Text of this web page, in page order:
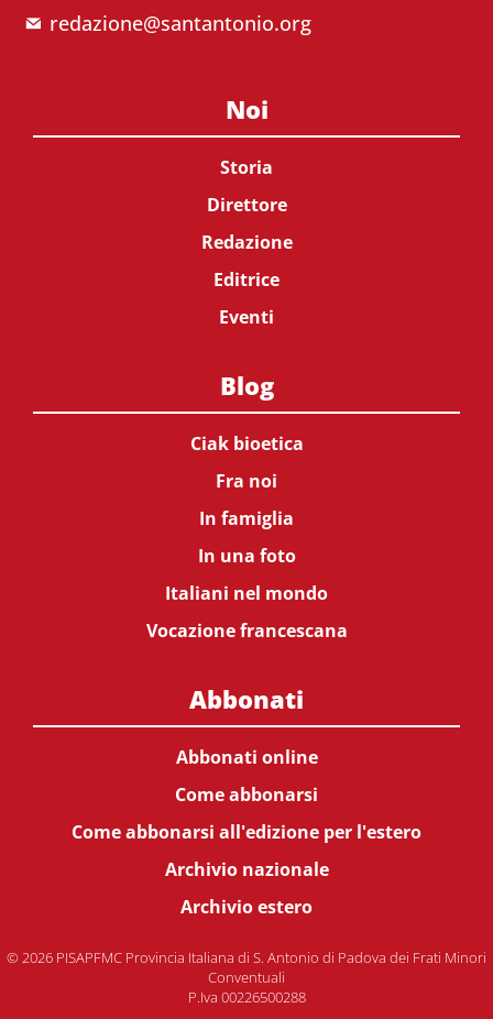
redazione@santantonio.org
Noi
Storia
Direttore
Redazione
Editrice
Eventi
Blog
Ciak bioetica
Fra noi
In famiglia
In una foto
Italiani nel mondo
Vocazione francescana
Abbonati
Abbonati online
Come abbonarsi
Come abbonarsi all'edizione per l'estero
Archivio nazionale
Archivio estero
© 2026 PISAPFMC Provincia Italiana di S. Antonio di Padova dei Frati Minori
Conventuali
P.Iva 00226500288